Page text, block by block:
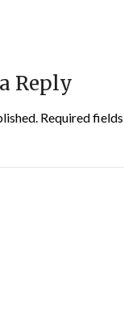
Reply
Required